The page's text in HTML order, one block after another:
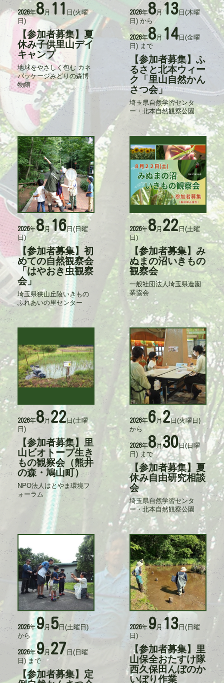
動
時
2026年8月 11 日(火曜
日)
【参加者募集】夏
休み子供里山デイ
キャンプ
記
事
入
力
地球をやさしく包む カネ
パッケージみどりの森博
物館
日
時
2026年8月 13 日(木曜
日) から
2026年8月 14日(金曜
日) まで
ル
【参加者募集】ふ
るさと北本ウィー
ク「里山自然かん
さつ会」
者
埼玉県自然学習センタ
ー・北本自然観察公園
動
日
2026年8月16日(日曜
日)
ト
ル
【参加者募集】初
めての自然観察会
「はやおき虫観察
会」
記
事
入
力
埼玉県狭山丘陵いきもの
ふれあいの里センター
活
動 2026年8月 22 日(土曜
日)
【参加者募集】み
ぬまの沼いきもの
観察会
事
入
力
一般社団法人埼玉県造園
業協会
動
日
2026年8月 22 日(土曜
日)
タ
ト
ル
【参加者募集】里
山ビオトープ生き
もの観察会（熊井
の森・鳩山町）
者
NPO法人はとやま環境フ
ォーラム
活
動 2026年6月2日(火曜日)
から
2026年8月30日(日曜
日) まで
タ
イ
ト
ル
【参加者募集】夏
休み自由研究相談
会
記
事
入
力
埼玉県自然学習センタ
ー・北本自然観察公園
活
動
2026年9月 5日(土曜日)
から
2026年9月 27 日(日曜
日) まで
タ 【参加者募集】定
2026年9月13 日(日曜
日)
ト
ル
【参加者募集】里
山保全おたすけ隊
西久保田んぼのか
いぼり作業